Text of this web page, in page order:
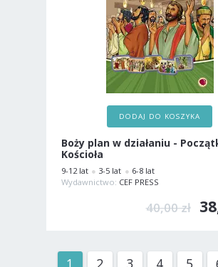
DODAJ DO KOSZYKA
Boży plan w działaniu -
Kościoła
9-12 lat 3-5 lat
6-8 lat
Wydawnictwo: CEF PRESS
40,00 zł
1 2 3 4 5